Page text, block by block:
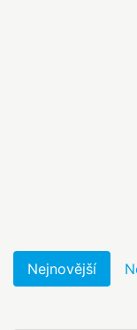
Nejnovější